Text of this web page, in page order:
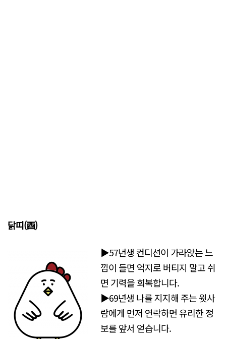
닭띠(酉)
▶57년생 컨디션이 가라앉는 느
낌이 들면 억지로 버티지 말고 쉬
면 기력을 회복합니다.
▶69년생 나를 지지해 주는 윗사
람에게 먼저 연락하면 유리한 정
보를 앞서 얻습니다.